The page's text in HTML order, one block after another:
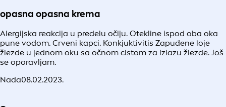
opasna opasna krema
Alergijska reakcija u predelu očiju. Otekline ispod oba oka
pune vodom. Crveni kapci. Konkjuktivitis Zapuđene loje
žlezde u jednom oku sa očnom cistom za izlazu žlezde. Još
se oporavljam.
Nada08.02.2023.